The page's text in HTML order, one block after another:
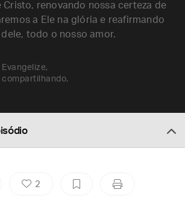
Cristo, renovando nossa certeza de
a Ele na glória e reafirmando
todo o nosso amor.
Evangelize,
compartilhando.
2